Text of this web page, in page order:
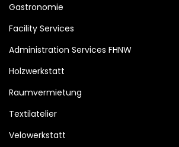
Gastronomie
Facility Services
Administration Services FHNW
Holzwerkstatt
Raumvermietung
Textilatelier
Velowerkstatt